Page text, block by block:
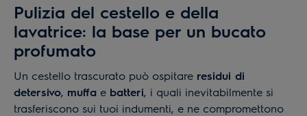
Pulizia del cestello e della
lavatrice: la base per un bucato
profumato
Un cestello trascurato può ospitare residui di
detersivo, muffa e batteri, i quali inevitabilmente si
trasferiscono sui tuoi indumenti, e ne compromettono